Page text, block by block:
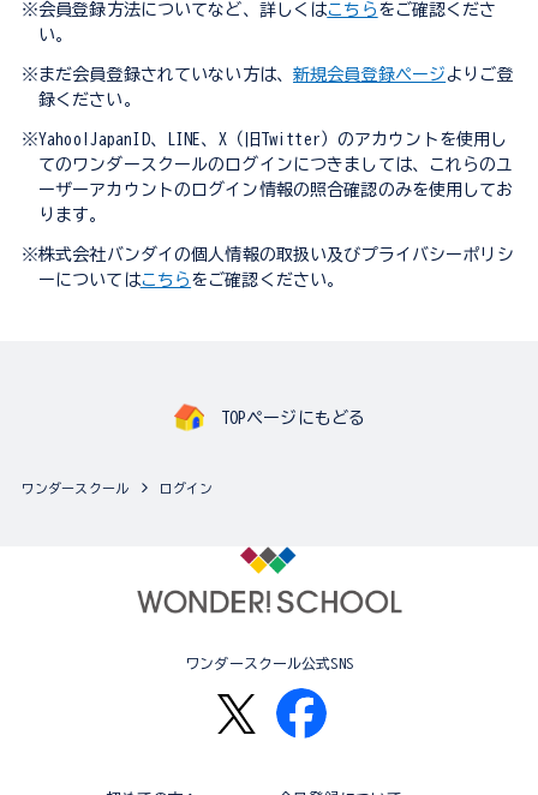
※会員登録方法についてなど、詳しくはこちら をご確認くださ
い。
※まだ会員登録されていない方は、 新規会員登録ページ よりご登
録ください。
※Yahoo!JapanID、LINE、X（旧Twitter）のアカウントを使用し
てのワンダースクールのログインにつきましては、これらのユ
ーザーアカウントのログイン情報の照合確認のみを使用してお
ります。
※株式会社バンダイの個人情報の取扱い及びプライバシーポリシ
ーについてはこちら をご確認ください。
TOPページにもどる
ワンダースクール ログイン
ワンダースクール公式SNS